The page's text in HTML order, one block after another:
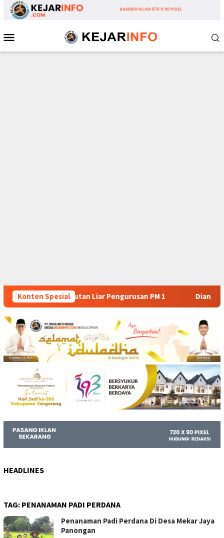
Loncat
Mobile
Konten Spesial
PM 1 Dianggap Tidak Profesional, PT.
HEADLINES
TAG: PENANAMAN PADI PERDANA
Penanaman Padi Perdana Di Desa Mekar Jaya
Panongan